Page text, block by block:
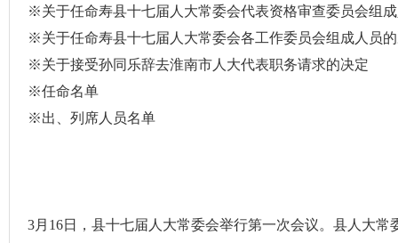
※关于任命寿县十七届人大常委会代表资格审查委员会组
※关于任命寿县十七届人大常委会各工作委员会组成人员
※关于接受孙同乐辞去淮南市人大代表职务请求的决定
※任命名单
※出、列席人员名单
3月 16日，县十七届人大常委会举行第一次会议。县人大